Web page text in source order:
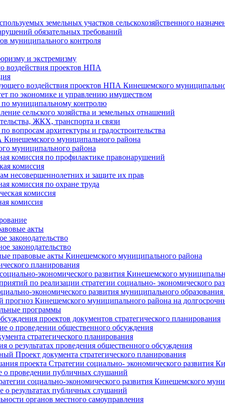
земельных участков сельскохозяйственного
обязательных требований
муниципального контроля
и экстремизму
воздействия проектов НПА
воздействия проектов НПА Кинешемского
по экономике и управлению имуществом
муниципальному контролю
сельского хозяйства и земельных отнашений
ЖКХ, транспорта и связи
вопросам архитектуры и градостроительства
муниципального района
муниципального района
комиссия по профилактике правонарушений
комиссия
несовершеннолетних и защите их прав
комиссия по охране труда
комиссия
комиссия
акты
законодательство
законодательство
правовые акты Кинешемского муниципального района
планирования
экономического развития Кинешемского
по реализации стратегии социально- экономического
экономического развития муниципального
Кинешемского муниципального района на
программы
проектов документов стратегического планирования
о проведении общественного обсуждения
стратегического планирования
о результатах проведения общественного обсуждения
Проект документа стратегического планирования
проекта Стратегии социально- экономического развития
о проведении публичных слушаний
социально-экономического развития Кинешемского
о результатах публичных слушаний
органов местного самоуправления